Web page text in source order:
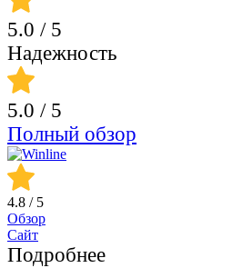
5.0 / 5
Надежность
5.0 / 5
Полный обзор
4.8 / 5
Обзор
Сайт
Подробнее